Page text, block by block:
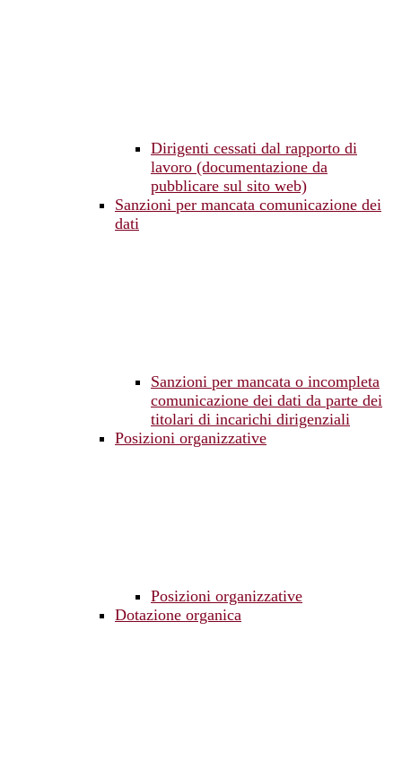
Dirigenti cessati dal rapporto di
lavoro (documentazione da
pubblicare sul sito web)
Sanzioni per mancata comunicazione dei
dati
Sanzioni per mancata o incompleta
comunicazione dei dati da parte dei
titolari di incarichi dirigenziali
Posizioni organizzative
Posizioni organizzative
Dotazione organica